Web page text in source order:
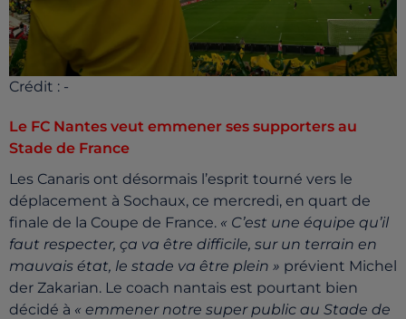
Crédit : -
Le FC Nantes veut emmener ses supporters au
Stade de France
Les Canaris ont désormais l’esprit tourné vers le
déplacement à Sochaux, ce mercredi, en quart de
finale de la Coupe de France. « C’est une équipe qu’il
faut respecter, ça va être difficile, sur un terrain en
mauvais état, le stade va être plein » prévient Michel
der Zakarian. Le coach nantais est pourtant bien
décidé à « emmener notre super public au Stade de